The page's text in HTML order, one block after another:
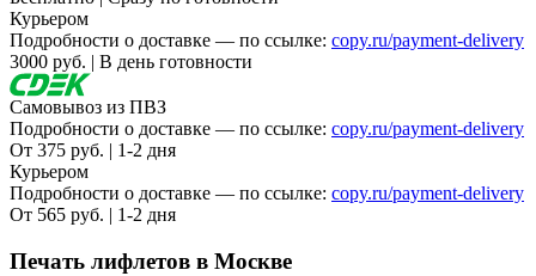
Курьером
Подробности о доставке — по ссылке: copy.ru/payment-delivery
3000 руб. | В день готовности
Самовывоз из ПВЗ
Подробности о доставке — по ссылке: copy.ru/payment-delivery
От 375 руб. | 1-2 дня
Курьером
Подробности о доставке — по ссылке: copy.ru/payment-delivery
От 565 руб. | 1-2 дня
Печать лифлетов в Москве